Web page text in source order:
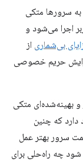
سرورها متکی
اجرا می‌شود و
بی‌شماری از
حریم خصوصی
متکی
دارد که چنین
سرور بهتر عمل
چه راه‌حلی برای